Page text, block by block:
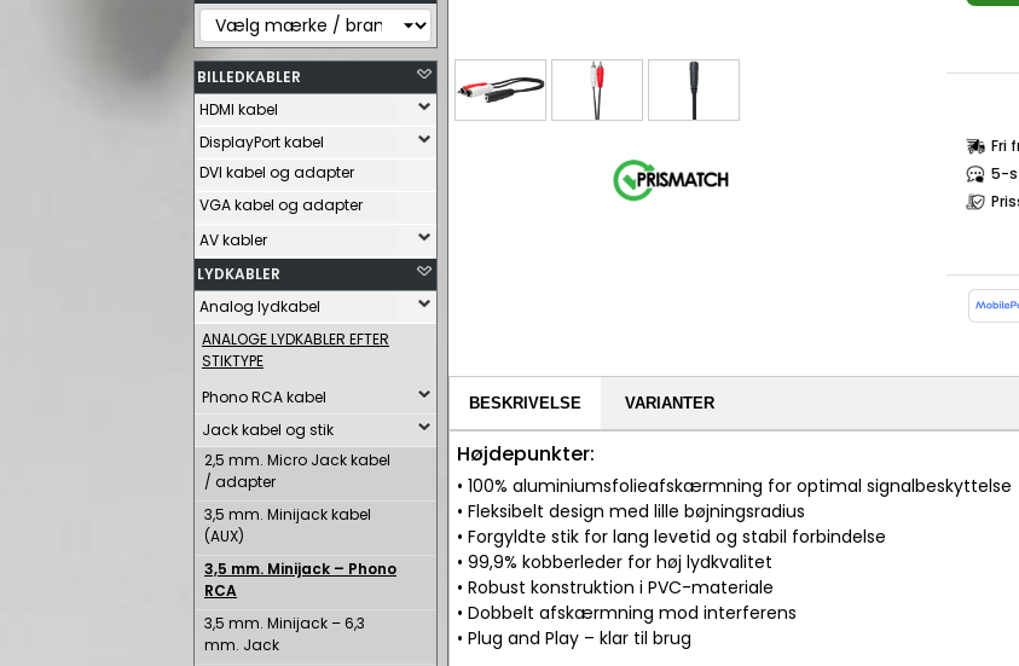
BILLEDKABLER
HDMI kabel
DisplayPort kabel
DVI kabel og adapter
VGA kabel og adapter
AV kabler
LYDKABLER
Analog lydkabel
ANALOGE LYDKABLER EFTER
STIKTYPE
Phono RCA kabel
Jack kabel og stik
2,5 mm. Micro Jack kabel
/ adapter
3,5 mm. Minijack kabel
(AUX)
3,5 mm. Minijack – Phono
RCA
3,5 mm. Minijack – 6,3
mm. Jack
Fri
5-
BESKRIVELSE VARIANTER
Højdepunkter:
• 100% aluminiumsfolieafskærmning for optimal signalbeskyttelse
• Fleksibelt design med lille bøjningsradius
• Forgyldte stik for lang levetid og stabil forbindelse
• 99,9% kobberleder for høj lydkvalitet
• Robust konstruktion i PVC-materiale
• Dobbelt afskærmning mod interferens
• Plug and Play – klar til brug